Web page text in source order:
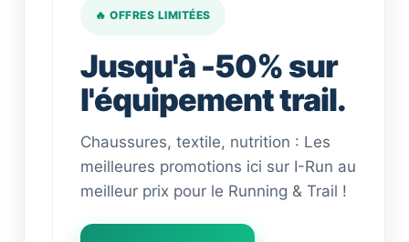
🔥 OFFRES LIMITÉES
Jusqu'à -50% sur
l'équipement trail.
Chaussures, textile, nutrition : Les
meilleures promotions ici sur I-Run au
meilleur prix pour le Running & Trail !